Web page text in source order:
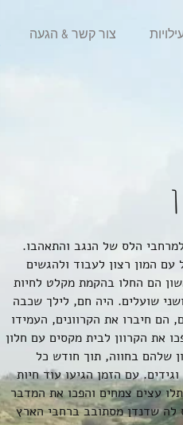
צור קשר & הגעה
המון רצון לעבוד ולהגשים
הם החלו בהקמת מקלט לחיות
את חיות הבר שלהם מתל אביב: 22 חמוסים ושני שועלים. היה חם, לילך שכבה
הם חיברו את הקרוונים, העמידו
את הקרוון לבית מקסים עם חלון
שלהם בחווה, תוך חודש כל
עם הזמן הגיעו עוד חיות
עצים צמחים והפכו את המדבר
לה שדנדן מסתובב ברחבי הארץ